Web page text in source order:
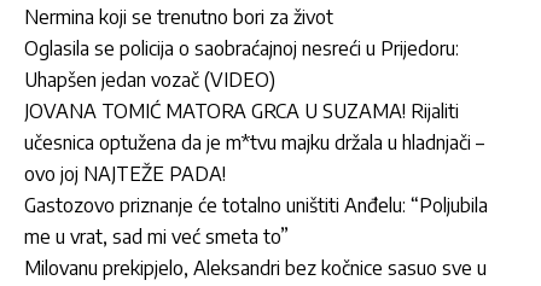
Nermina koji se trenutno bori za život
Oglasila se policija o saobraćajnoj nesreći u Prijedoru:
Uhapšen jedan vozač (VIDEO)
JOVANA TOMIĆ MATORA GRCA U SUZAMA! Rijaliti
učesnica optužena da je m*tvu majku držala u hladnjači –
ovo joj NAJTEŽE PADA!
Gastozovo priznanje će totalno uništiti Anđelu: “Poljubila
me u vrat, sad mi već smeta to”
Milovanu prekipjelo, Aleksandri bez kočnice sasuo sve u